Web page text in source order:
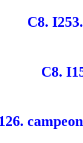
C8.
C8.